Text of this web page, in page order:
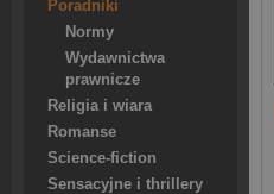
Poradniki
Normy
Wydawnictwa
prawnicze
Religia i wiara
Romanse
Science-fiction
Sensacyjne i thrillery